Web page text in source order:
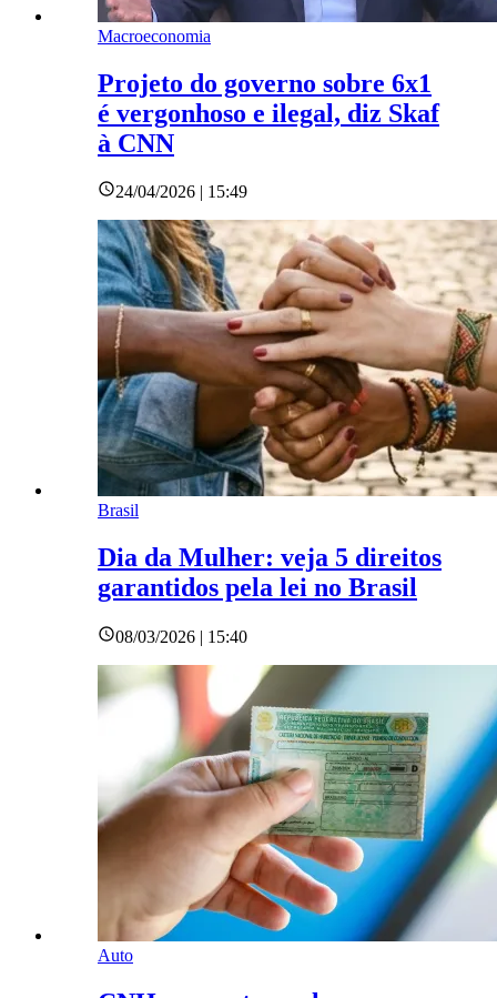
Macroeconomia
Projeto do governo sobre 6x1
é vergonhoso e ilegal, diz Skaf
à CNN
24/04/2026 | 15:49
Brasil
Dia da Mulher: veja 5 direitos
garantidos pela lei no Brasil
08/03/2026 | 15:40
Auto